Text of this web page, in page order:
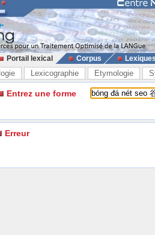
Portail lexical Corpus
Lexicographie Etymologie
Entrez une forme
Erreur